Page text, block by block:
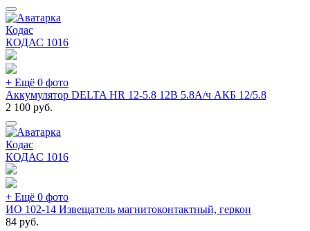
Кодас
КОДАС 1016
+ Ещё 0 фото
Аккумулятор DELTA HR 12-5.8 12В 5.8А/ч АКБ 12/5.8
2 100 руб.
Кодас
КОДАС 1016
+ Ещё 0 фото
ИО 102-14 Извещатель магнитоконтактный, геркон
84 руб.